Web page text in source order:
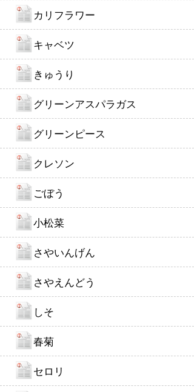
カリフラワー
キャベツ
きゅうり
グリーンアスパラガス
グリーンピース
クレソン
ごぼう
小松菜
さやいんげん
さやえんどう
しそ
春菊
セロリ